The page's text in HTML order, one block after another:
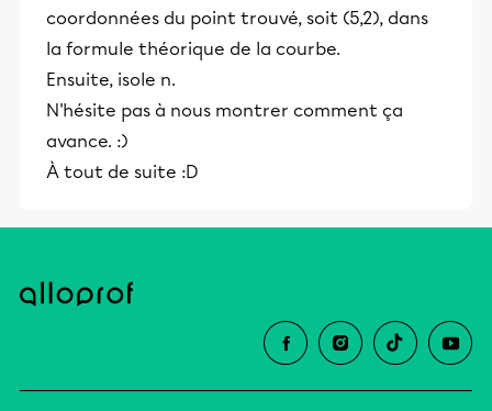
coordonnées du point trouvé, soit (5,2), dans
la formule théorique de la courbe.
Ensuite, isole n.
N'hésite pas à nous montrer comment ça
avance. :)
À tout de suite :D